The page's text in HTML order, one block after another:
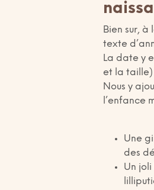
Bien sur,
texte
La date y
et la taille)
Nous y
l’enfance
Une
des
Un